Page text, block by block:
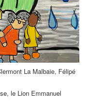
La Malbaie, Félipé
le Lion Emmanuel